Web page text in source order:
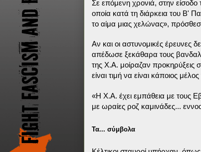
Σε επόμενη χρονιά, στην
οποία κατά τη διάρκεια του Β'
το αίμα μιας χελώνας»,
Αν και οι αστυνομικές
απέδωσε ξεκάθαρα τους
της Χ.Α. μοίραζαν προκηρύξεις
είναι τιμή να είναι κάποιος
«Η Χ.Α. έχει εμπάθεια με τους
με ωραίες ροζ καμινάδες...
Τα... σύμβολα